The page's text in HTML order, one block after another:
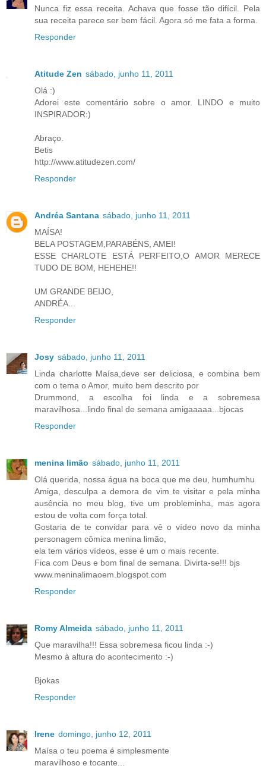
Nunca fiz essa receita. Achava que fosse tão difícil. Pela
sua receita parece ser bem fácil. Agora só me fata a forma.
Responder
Atitude Zen sábado, junho 11, 2011
Olá :)
Adorei este comentário sobre o amor. LINDO e muito
INSPIRADOR:)
Abraço.
Betis
http://www.atitudezen.com/
Responder
Andréa Santana sábado, junho 11, 2011
MAÍSA!
BELA POSTAGEM,PARABÉNS, AMEI!
ESSE CHARLOTE ESTÁ PERFEITO,O AMOR MERECE
TUDO DE BOM, HEHEHE!!
UM GRANDE BEIJO,
ANDRÉA...
Responder
Josy sábado, junho 11, 2011
Linda charlotte Maísa,deve ser deliciosa, e combina bem
com o tema o Amor, muito bem descrito por
Drummond, a escolha foi linda e a sobremesa
maravilhosa...lindo final de semana amigaaaaa...bjocas
Responder
menina limão sábado, junho 11, 2011
Olá querida, nossa água na boca que me deu, humhumhu
Amiga, desculpa a demora de vim te visitar e pela minha
ausência no meu blog, tive um probleminha, mas agora
estou de volta com força total.
Gostaria de te convidar para vê o vídeo novo da minha
personagem cômica menina limão,
ela tem vários vídeos, esse é um o mais recente.
Fica com Deus e bom final de semana. Divirta-se!!! bjs
www.meninalimaoem.blogspot.com
Responder
Romy Almeida sábado, junho 11, 2011
Que maravilha!!! Essa sobremesa ficou linda :-)
Mesmo à altura do acontecimento :-)
Bjokas
Responder
Irene domingo, junho 12, 2011
Maísa o teu poema é simplesmente
maravilhoso e tocante...